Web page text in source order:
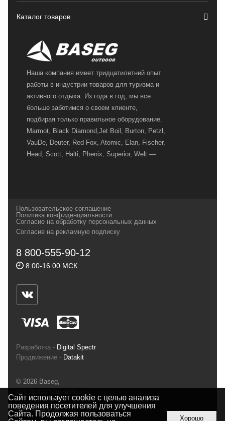
Каталог товаров
Наша компания имеет тридцатилетний опыт
работы в индустрии товаров для туризма и
активного отдыха. Из года в год, мы все
больше заботимся о своем клиенте,
подбирая только правильное оборудование.
Marmot, Black Diamond,Jet Boil, Burton, Petzl,
VauDe, Deuter, Red Fox, Atomic, Elan, Fischer,
Head, Scott, Halti, Phenix, Superior, Welt —
и взыскательных путешественников,
спортсменов и отдыхающих.
Геннадьевич
ИНН 590300057023 ОГРН 304590319000121
ул.Советская, 25, магазин Басег.
Тел./факс (342) 2101242
Пользовательское соглашение
Политика конфиденциальности
Согласие на обработку персональных данных
Согласие на рекламную подписку
8 800-555-90-12
8:00-16:00 МСК
Разработка - Digital Spectr
Продвижение - Datakit
© 2026 Baseg,
Полная версия
Сайт использует cookie с целью анализа
поведения посетителей для улучшения
Сайта. Продолжая пользоваться
Хорошо